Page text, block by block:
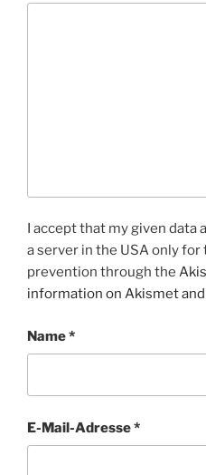
I accept that my given data
a server in the USA only
prevention through the
information on Akismet and
Name*
E-Mail-Adresse*